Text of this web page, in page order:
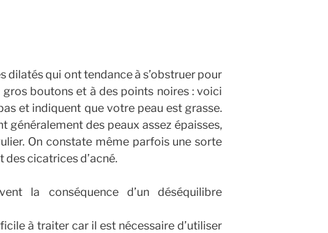
dilatés qui ont tendance à s’obstruer pour
gros boutons et à des points noires : voici
et indiquent que votre peau est grasse.
généralement des peaux assez épaisses,
On constate même parfois une sorte
des cicatrices d’acné.
la conséquence d’un déséquilibre
à traiter car il est nécessaire d’utiliser